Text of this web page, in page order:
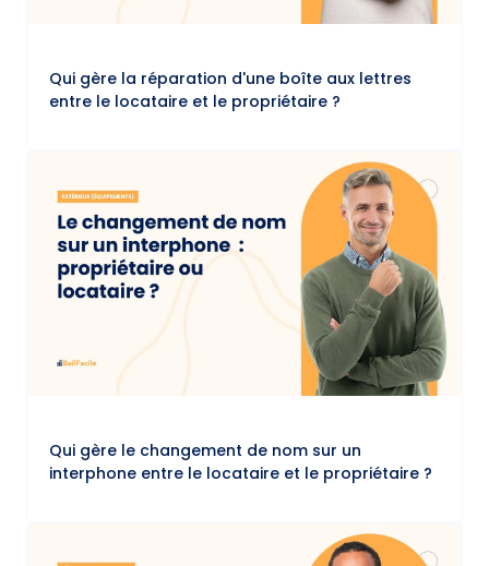
Qui gère la réparation d'une boîte aux lettres
entre le locataire et le propriétaire ?
Qui gère le changement de nom sur un
interphone entre le locataire et le propriétaire ?